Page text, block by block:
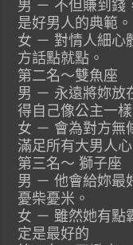
男 － 不但賺到錢
是好男人的典範。
女 － 對情人細心
方話點就點。
第二名～雙魚座
男 － 永遠將妳放
得自己像公主一樣
女 － 會為對方無
滿足所有大男人心
第三名～ 獅子座
男 － 他會給妳最
憂柴憂米。
女 － 雖然她有點
定是最好的